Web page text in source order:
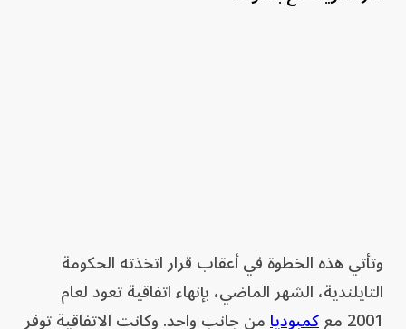
وتأتي هذه الخطوة في أعقاب قرار اتخذته الحكومة
التايلندية، الشهر الماضي، بإنهاء اتفاقية تعود لعام
2001 مع
كمبوديامن جانب واحد. وكانت الاتفاقية توفر